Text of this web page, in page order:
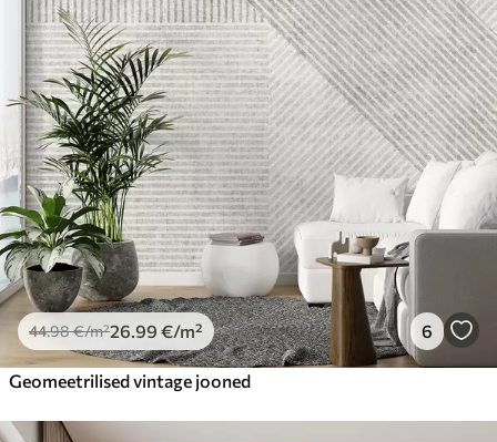
44.98€/m²26 .99 €/m² 6
Geomeetrilised vintage jooned